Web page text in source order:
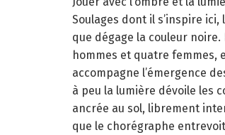
Soulages dont il s’inspire
que dégage la couleur
hommes et quatre femmes,
accompagne l’émergence
à peu la lumière dévoile les
ancrée au sol, librement
que le chorégraphe